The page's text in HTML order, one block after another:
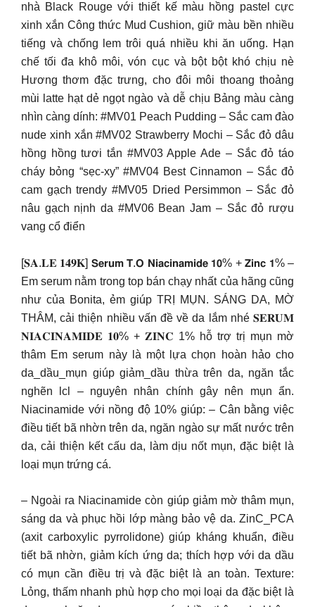
nhà Black Rouge với thiết kế màu hồng pastel cực
xinh xắn Công thức Mud Cushion, giữ màu bền nhiều
tiếng và chống lem trôi quá nhiều khi ăn uống. Hạn
chế tối đa khô môi, vón cục và bột bột khó chịu nè
Hương thơm đặc trưng, cho đôi môi thoang thoảng
mùi latte hạt dẻ ngọt ngào và dễ chịu Bảng màu càng
nhìn càng dính: #MV01 Peach Pudding – Sắc cam đào
nude xinh xắn #MV02 Strawberry Mochi – Sắc đỏ dâu
hồng hồng tươi tắn #MV03 Apple Ade – Sắc đỏ táo
cháy bỏng “sẹc-xy” #MV04 Best Cinnamon – Sắc đỏ
cam gạch trendy #MV05 Dried Persimmon – Sắc đỏ
nâu gạch nịnh da #MV06 Bean Jam – Sắc đỏ rượu
vang cổ điển
[𝐒𝐀.𝐋𝐄 𝟏𝟒𝟗𝐊] 𝗦𝗲𝗿𝘂𝗺 𝗧.𝗢 𝗡𝗶𝗮𝗰𝗶𝗻𝗮𝗺𝗶𝗱𝗲 𝟭𝟬% + 𝗭𝗶𝗻𝗰 𝟭% –
Em serum nằm trong top bán chạy nhất của hãng cũng
như của Bonita, ẻm giúp TRỊ MỤN. SÁNG DA, MỜ
THÂM, cải thiện nhiều vấn đề về da lắm nhé 𝐒𝐄𝐑𝐔𝐌
𝐍𝐈𝐀𝐂𝐈𝐍𝐀𝐌𝐈𝐃𝐄 𝟏𝟎% + 𝐙𝐈𝐍𝐂 1% hỗ trợ trị mụn mờ
thâm Em serum này là một lựa chọn hoàn hảo cho
da_dầu_mụn giúp giảm_dầu thừa trên da, ngăn tắc
nghẽn lcl – nguyên nhân chính gây nên mụn ẩn.
Niacinamide với nồng độ 10% giúp: – Cân bằng việc
điều tiết bã nhờn trên da, ngăn ngào sự mất nước trên
da, cải thiện kết cấu da, làm dịu nốt mụn, đặc biệt là
loại mụn trứng cá.
– Ngoài ra Niacinamide còn giúp giảm mờ thâm mụn,
sáng da và phục hồi lớp màng bảo vệ da. ZinC_PCA
(axit carboxylic pyrrolidone) giúp kháng khuẩn, điều
tiết bã nhờn, giảm kích ứng da; thích hợp với da dầu
có mụn cần điều trị và đặc biệt là an toàn. Texture:
Lỏng, thấm nhanh phù hợp cho mọi loại da đặc biệt là